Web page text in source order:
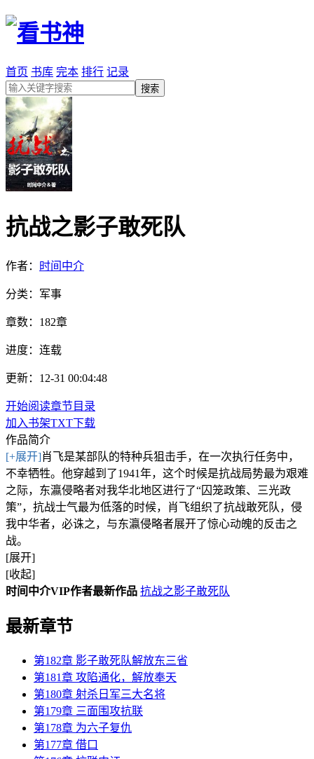
首页 书库 完本 排行 记录
抗战之影子敢死队
作者： 时间中介
分类：军事
章数： 182章
进度： 连载
更新：12-31 00:04:48
开始阅读章节目录
加入书架TXT下载
作品简介
[+展开]肖飞是某部队的特种兵狙击手，在一次执行任务中，
不幸牺牲。他穿越到了1941年，这个时候是抗战局势最为艰难
之际，东瀛侵略者对我华北地区进行了“囚笼政策、三光政
策”，抗战士气最为低落的时候，肖飞组织了抗战敢死队，侵
我中华者，必诛之，与东瀛侵略者展开了惊心动魄的反击之
战。
[展开]
[收起]
时间中介VIP作者最新作品 抗战之影子敢死队
最新章节
第182章 影子敢死队解放东三省
第181章 攻陷通化，解放奉天
第180章 射杀日军三大名将
第179章 三面围攻抗联
第178章 为六子复仇
第177章 借口